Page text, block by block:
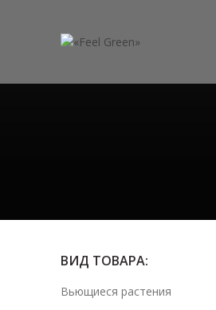
ВИД ТОВАРА:
Вьющиеся растения